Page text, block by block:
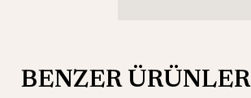
BENZER ÜRÜNLER